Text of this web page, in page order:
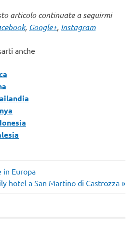
articolo continuate a seguirmi
, Google+, Instagram
anche
in Europa
hotel a San Martino di Castrozza